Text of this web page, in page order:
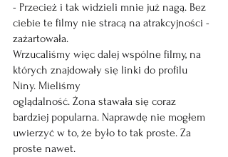
- Przecież i tak widzieli mnie już nagą. Bez
ciebie te filmy nie stracą na atrakcyjności -
zażartowała.
Wrzucaliśmy więc dalej wspólne filmy, na
których znajdowały się linki do profilu
Niny. Mieliśmy
oglądalność. Żona stawała się coraz
bardziej popularna. Naprawdę nie mogłem
uwierzyć w to, że było to tak proste. Za
proste nawet.